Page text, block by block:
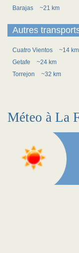
Barajas ~21 km
Autres
Cuatro Vientos
~14 km
Getafe
~24 km
Torrejon
~32 km
Méteo à La